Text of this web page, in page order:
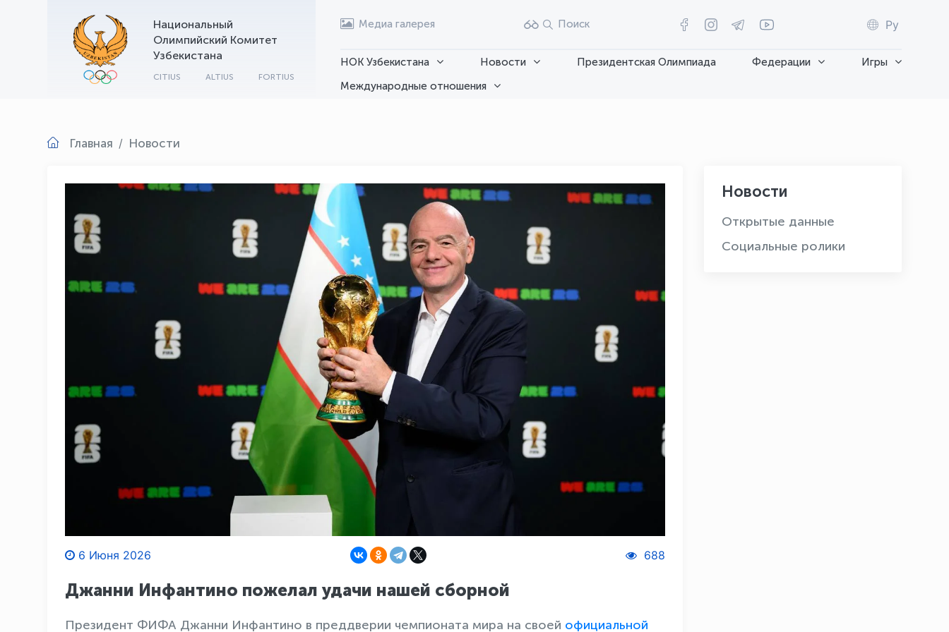
Национальный
Олимпийский Комитет
Узбекистана
CITIUS ALTIUS FORTIUS
Медиа галерея Поиск Ру
НОК Узбекистана Новости Президентская Олимпиада Федерации
Игры
Международные отношения
Главная Новости
6 Июня 2026 688
Джанни Инфантино пожелал удачи нашей сборной
Президент ФИФА Джанни Инфантино в преддверии чемпионата мира на своей официальной
Новости
Открытые данные
Социальные ролики